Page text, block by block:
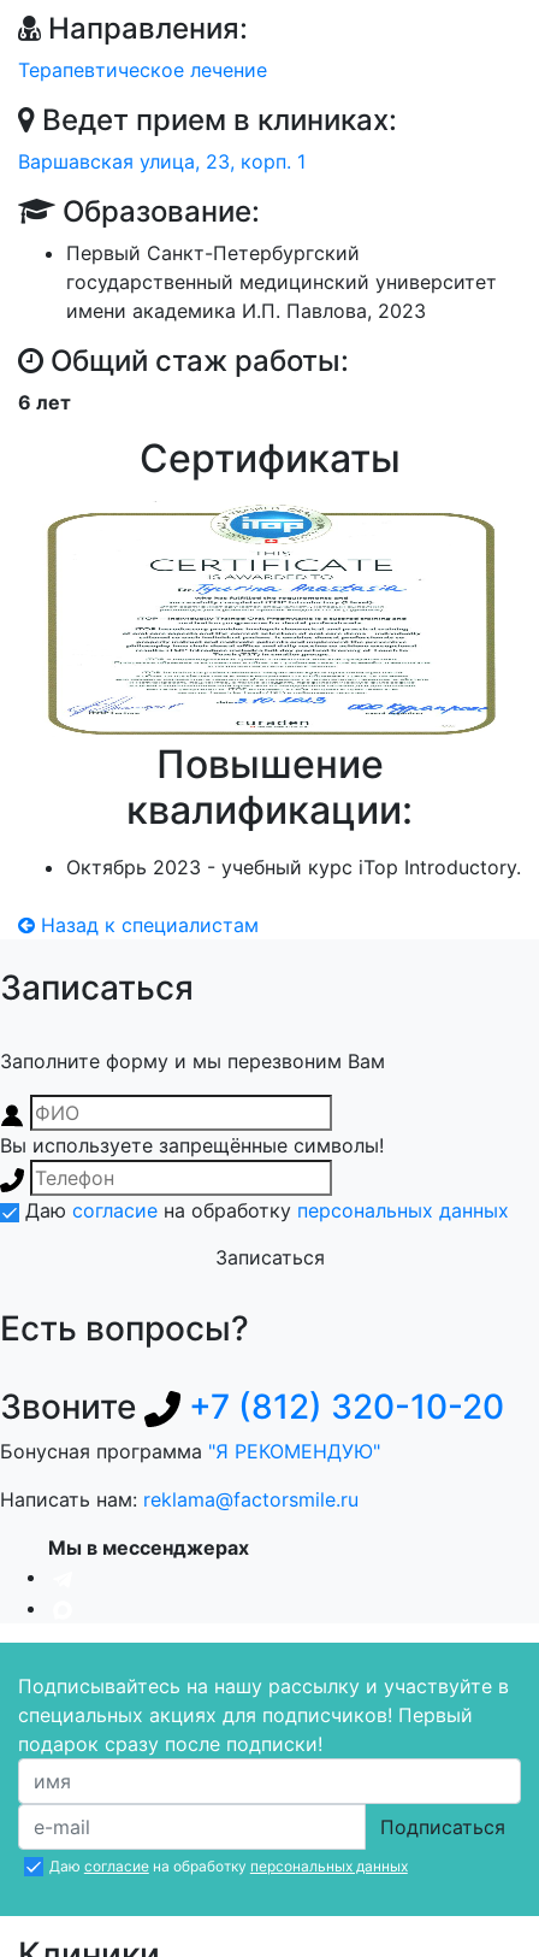
Направления:
Терапевтическое лечение
Ведет прием в клиниках:
Варшавская улица, 23, корп. 1
Образование:
Первый Санкт-Петербургский
государственный медицинский университет
имени академика И.П. Павлова, 2023
Общий стаж работы:
6 лет
Сертификаты
Повышение
квалификации:
Октябрь 2023 - учебный курс iTop Introductory.
Назад к специалистам
Записаться
Заполните форму и мы перезвоним Вам
Вы используете запрещённые символы!
Даю согласие на обработку персональных данных
Записаться
Есть вопросы?
Звоните
+7 (812) 320-10-20
Бонусная программа "Я РЕКОМЕНДУЮ"
Написать нам: reklama@factorsmile.ru
Мы в мессенджерах
Подписывайтесь на нашу рассылку и участвуйте в
специальных акциях для подписчиков! Первый
подарок сразу после подписки!
Подписаться
Даю согласиена обработку персональных данных